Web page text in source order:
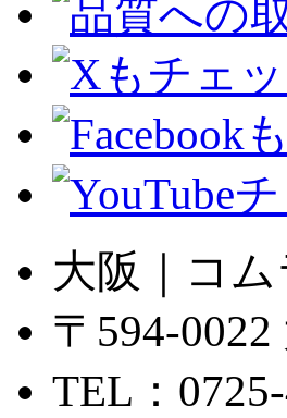
大阪｜コ
〒594-
TEL：